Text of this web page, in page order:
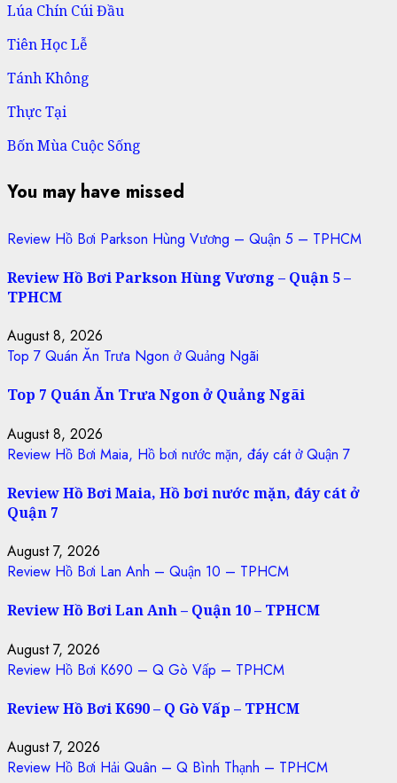
Lúa Chín Cúi Đầu
Tiên Học Lễ
Tánh Không
Thực Tại
Bốn Mùa Cuộc Sống
You may have missed
Review Hồ Bơi Parkson Hùng Vương – Quận 5 – TPHCM
Review Hồ Bơi Parkson Hùng Vương – Quận 5 –
TPHCM
August 8, 2026
Top 7 Quán Ăn Trưa Ngon ở Quảng Ngãi
Top 7 Quán Ăn Trưa Ngon ở Quảng Ngãi
August 8, 2026
Review Hồ Bơi Maia, Hồ bơi nước mặn, đáy cát ở Quận 7
Review Hồ Bơi Maia, Hồ bơi nước mặn, đáy cát ở
Quận 7
August 7, 2026
Review Hồ Bơi Lan Anh – Quận 10 – TPHCM
Review Hồ Bơi Lan Anh – Quận 10 – TPHCM
August 7, 2026
Review Hồ Bơi K690 – Q Gò Vấp – TPHCM
Review Hồ Bơi K690 – Q Gò Vấp – TPHCM
August 7, 2026
Review Hồ Bơi Hải Quân – Q Bình Thạnh – TPHCM